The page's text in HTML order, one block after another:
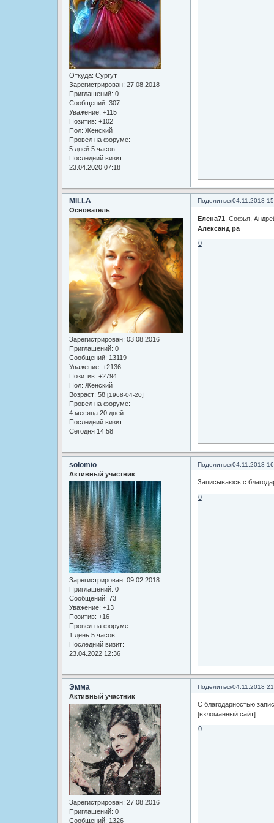
Откуда: Сургут
Зарегистрирован: 27.08.2018
Приглашений: 0
Сообщений: 307
Уважение: +115
Позитив: +102
Пол: Женский
Провел на форуме:
5 дней 5 часов
Последний визит:
23.04.2020 07:18
Поделиться04.11.2018
MILLA
Основатель
Зарегистрирован: 03.08.2016
Приглашений: 0
Сообщений: 13119
Уважение: +2136
Позитив: +2794
Пол: Женский
Возраст: 58 [1968-04-20]
Провел на форуме:
4 месяца 20 дней
Последний визит:
Сегодня 14:58
Елена71 , Софья,
Александ ра
0
Поделиться04.11.2018
solomio
Активный участник
Зарегистрирован: 09.02.2018
Приглашений: 0
Сообщений: 73
Уважение: +13
Позитив: +16
Провел на форуме:
1 день 5 часов
Последний визит:
23.04.2022 12:36
Записываюсь с
0
Поделиться04.11.2018
Эмма
Активный участник
Зарегистрирован: 27.08.2016
Приглашений: 0
Сообщений: 1326
С благодарностью
[взломанный сайт]
0